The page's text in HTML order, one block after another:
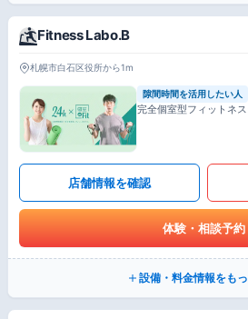
Fitness Labo.B
札幌市白石区役所から1m
隙間時間を活用したい人
完全個室型フィットネ
店舗情報を確認
体験・相談予約
設備・料金情報をも